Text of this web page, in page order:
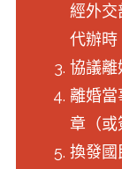
經外交
代辦時
協議離
離婚
章（或
換發國